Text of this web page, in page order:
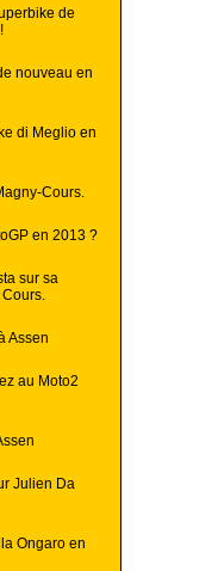
de
nouveau en
di Meglio en
Cours.
en 2013 ?
sur sa
Assen
au Moto2
Julien Da
Ongaro en